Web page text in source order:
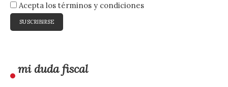
Acepta los términos y condiciones
mi duda fiscal